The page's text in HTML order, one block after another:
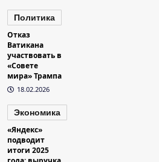
Политика
Отказ
Ватикана
участвовать в
«Совете
мира» Трампа
18.02.2026
Экономика
«Яндекс»
подводит
итоги 2025